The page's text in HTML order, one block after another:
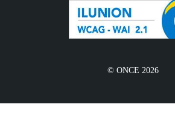
© ONCE 2026